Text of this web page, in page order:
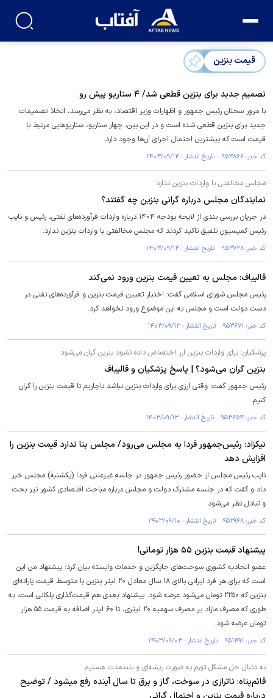
قیمت بنزین
تصمیم جدید برای بنزین قطعی شد/ ۴ سناریو پیش رو
با مرور سخنان رئیس جمهور و اظهارات وزیر اقتصاد، به نظر می‌رسد، اتخاذ تصمیمات
جدید برای بنزین قطعی شده است و در این بین، چهار سناریو، سناریو‌هایی مرتبط با
قیمت است که بیشترین احتمال اجرای آن‌ها وجود دارد.
کد خبر: ۹۵۳۸۶۶ تاریخ انتشار : ۱۴۰۳/۰۹/۱۴
مجلس مخالفتی با واردات بنزین ندارد
نمایندگان مجلس درباره گرانی بنزین چه گفتند؟
در جریان بررسی بندی از لایحه بودجه ۱۴۰۴ درباره واردات فرآورده‌های نفتی، رئیس و نایب
رئیس کمیسیون تلفیق تاکید کردند که مجلس مخالفتی با واردات بنزین ندارد.
کد خبر: ۹۵۳۷۲۸ تاریخ انتشار : ۱۴۰۳/۰۹/۱۳
قالیباف: مجلس به تعیین قیمت بنزین ورود نمی‌کند
رئیس مجلس شورای اسلامی گفت: اختیار تعیین قیمت بنزین و فرآورده‌های نفتی در
دست دولت است و مجلس به این موضوع ورود نخواهد کرد.
کد خبر: ۹۵۳۶۷۱ تاریخ انتشار : ۱۴۰۳/۰۹/۱۳
پزشکیان: برای واردات بنزین ارز اختصاص داده نشود بنزین گران می‌شود
بنزین گران می‌شود؟ | پاسخ پزشکیان و قالیباف
رئیس جمهور گفت: وقتی ارزی برای واردات بنزین نباشد ناچاریم تا قیمت بنزین را گران
کنیم.
کد خبر: ۹۵۳۶۵۴ تاریخ انتشار : ۱۴۰۳/۰۹/۱۳
نیکزاد: رئیس‌جمهور فردا به مجلس می‌رود/ مجلس بنا ندارد قیمت بنزین را
افزایش دهد
نایب رئیس مجلس از حضور رئیس جمهور در جلسه غیرعلنی فردا (یکشنبه) مجلس خبر
داد و گفت که در جلسه مشترک دولت و مجلس درباره مباحث اقتصادی کشور نیز بحث
و تبادل نظر می‌شود.
کد خبر: ۹۵۲۹۶۸ تاریخ انتشار : ۱۴۰۳/۰۹/۱۰
پیشنهاد قیمت بنزین ۵۵ هزار تومانی!
عضو اتحادیه کشوری سوخت‌های جایگزین و خدمات وابسته بیان کرد: پیشنهاد من این
است که برای هر فرد ایرانی بالای ۱۸ سال معادل ۲۰ لیتر بنزین با متوسط قیمت یارانه‌ای
بنزین که ۲۲۵۰ تومان می‌شود عرضه شود. پیشنهاد بعدی هم قیمت‌گذاری پلکانی است، به
طوری که مصرف مازاد بر مصرف سهمیه ۲۰ لیتری، تا ۶۰ لیتر اضافه به قیمت ۵۵ هزار
تومان عرضه شود.
کد خبر: ۹۵۱۴۹۱ تاریخ انتشار : ۱۴۰۳/۰۹/۰۳
به دنبال حل مشکل تورم به صورت ریشه‌ای و بلندمدت هستیم
قائم‌پناه: ناترازی در سوخت، گاز و برق تا سال آینده رفع میشود / توضیح